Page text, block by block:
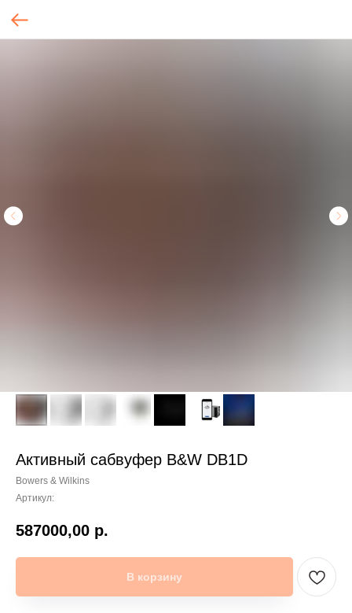
Активный сабвуфер B&W DB1D
Bowers & Wilkins
Артикул:
587000,00 р.
В корзину